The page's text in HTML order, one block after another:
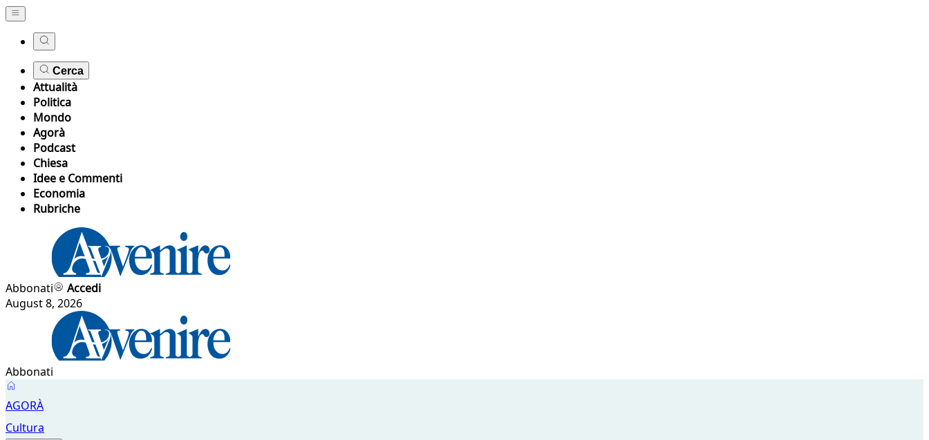
Cerca
Attualità
Politica
Mondo
Agorà
Podcast
Chiesa
Idee e Commenti
Economia
Rubriche
Abbonati
Accedi
August 8, 2026
Abbonati
AGORÀ
Cultura